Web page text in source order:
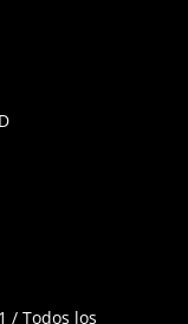
/ Todos los